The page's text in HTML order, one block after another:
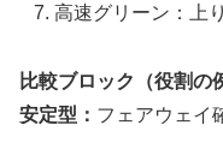
高速グリーン：上
比較ブロック（役割の
安定型： フェアウェイ